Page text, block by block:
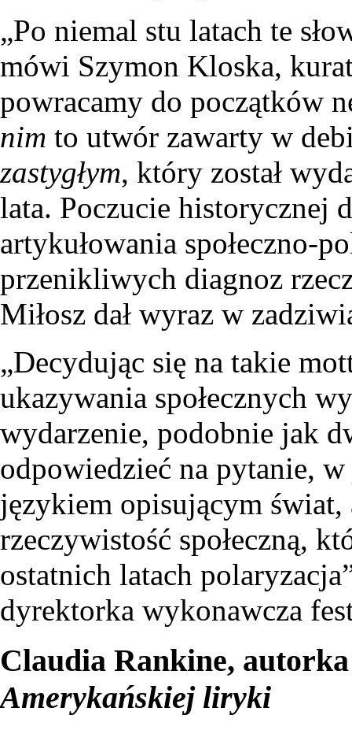
„Po niemal stu latach te
mówi Szymon Kloska,
powracamy do początków
nim to utwór zawarty w
zastygłym, który został
lata. Poczucie historycznej
artykułowania społeczno-
przenikliwych diagnoz
Miłosz dał wyraz w
„Decydując się na takie
ukazywania społecznych
wydarzenie, podobnie jak
odpowiedzieć na pytanie,
językiem opisującym świat,
rzeczywistość społeczną,
ostatnich latach
dyrektorka wykonawcza
Claudia Rankine,
Amerykańskiej liryki